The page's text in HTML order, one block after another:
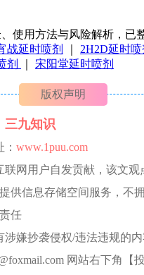
使用方法与风险解析，已
战延时喷剂 2H2D延时喷
剂 宋阳堂延时喷剂
版权声明
三九知识
www.1puu.com
联网用户自发贡献，该文观
供信息存储空间服务，不
任
涉嫌抄袭侵权/违法违规的
网站右下角【